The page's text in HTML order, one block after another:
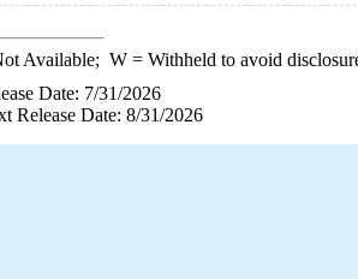
Available; W= Withheld to avoid
Date: 7/31/2026
Release Date: 8/31/2026